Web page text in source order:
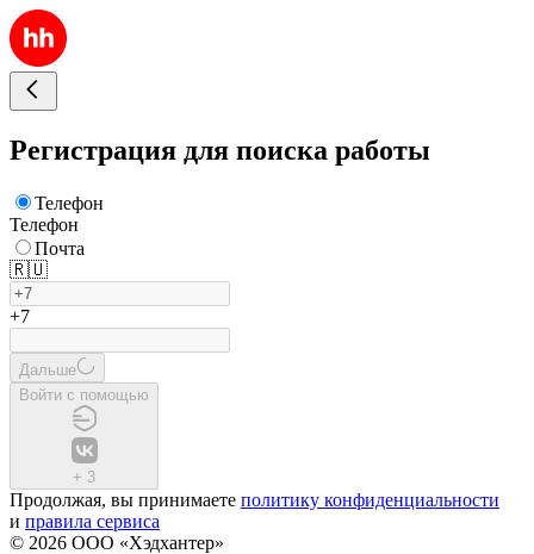
Регистрация для поиска работы
Телефон
Телефон
Почта
🇷🇺
+7
Дальше
Войти с помощью
+ 3
Продолжая, вы принимаете политику конфиденциальности
и правила сервиса
© 2026 ООО «Хэдхантер»